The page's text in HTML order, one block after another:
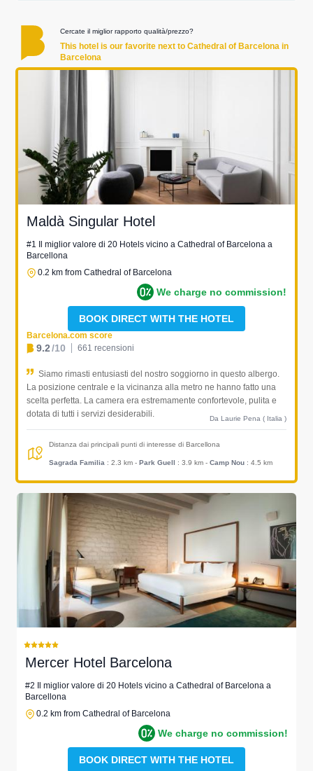
Cercate il miglior rapporto qualità/prezzo?
This hotel is our favorite next to Cathedral of Barcelona in
Barcelona
Maldà Singular Hotel
#1 Il miglior valore di 20 Hotels vicino a Cathedral of Barcelona a
Barcellona
0.2 km from Cathedral of Barcelona
We charge no commission!
BOOK DIRECT WITH THE HOTEL
Barcelona.com score
9.2/10 661 recensioni
Siamo rimasti entusiasti del nostro soggiorno in questo albergo.
La posizione centrale e la vicinanza alla metro ne hanno fatto una
scelta perfetta. La camera era estremamente confortevole, pulita e
dotata di tutti i servizi desiderabili.
Da Laurie Pena ( Italia )
Distanza dai principali punti di interesse di Barcellona
Sagrada Familia : 2.3 km - Park Guell : 3.9 km - Camp Nou : 4.5 km
Mercer Hotel Barcelona
#2 Il miglior valore di 20 Hotels vicino a Cathedral of Barcelona a
Barcellona
0.2 km from Cathedral of Barcelona
We charge no commission!
BOOK DIRECT WITH THE HOTEL